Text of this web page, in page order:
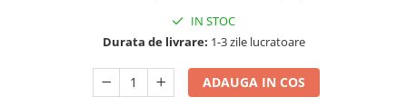
IN STOC
Durata de livrare: 1-3 zile lucratoare
ADAUGA IN COS